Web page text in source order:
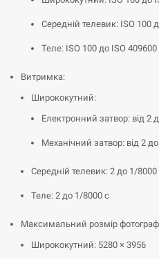
Середній телевик: ISO 100
Теле: ISO 100 до ISO 409600
Витримка:
Ширококутний:
Електронний затвор: від 2
Механічний затвор: від 2
Середній телевик: 2 до 1/8000
Теле: 2 до 1/8000 с
Максимальний розмір
Ширококутний: 5280 × 3956